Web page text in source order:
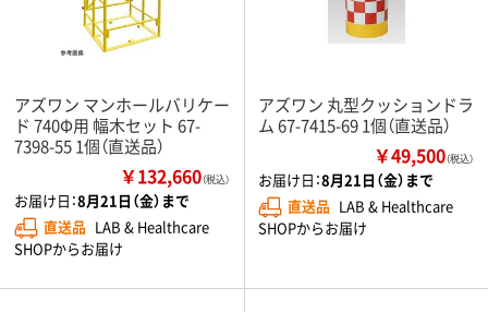
アズワン マンホールバリケー
ド 740Φ用 幅木セット 67-
7398-55 1個（直送品）
￥132,660（税込）
お届け日：8月21日（金）まで
直送品 LAB & Healthcare
SHOPからお届け
アズワン 丸型クッションドラ
ム 67-7415-69 1個（直送品）
￥49,500（税込）
お届け日：8月21日（金）まで
直送品 LAB & Healthcare
SHOPからお届け